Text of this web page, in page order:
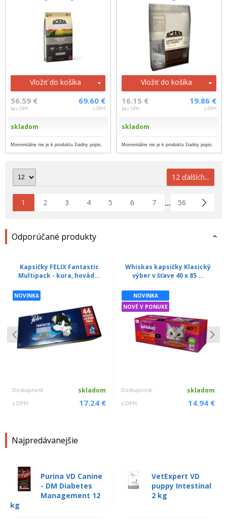
Najpredávanejšie
Purina VD Canine
- DM Diabetes
Management 12
kg
VetExpert VD
puppy Intestinal
2 kg
Vložiť do košíka
56.59 €
bez DPH
69.60 €
s DPH
skladom
Momentálne nie je k produktu žiadny popis.
Vložiť do košíka
16.15 €
bez DPH
19.86 €
s DPH
skladom
Momentálne nie je k produktu žiadny popis.
12 ďalších...
1 2 3 4 5 6 7 ... 56
Odporúčané produkty
Kapsičky FELIX Fantastic
Multipack - kura, hoväd...
NOVINKA
Dostupnosť skladom
s DPH 17.24 €
Whiskas kapsičky Klasický
výber v šťave 40 x 85 ...
NOVINKA
NOVÉ V PONUKE
Dostupnosť skladom
s DPH 14.94 €